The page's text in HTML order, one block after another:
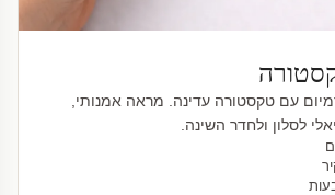
עם טקסטורה עדינה. מראה אמנותי,
לסלון ולחדר השינה.